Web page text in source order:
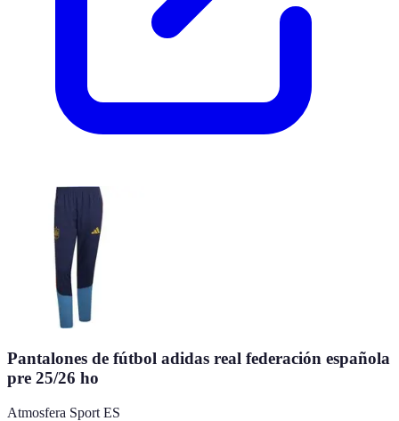
Pantalones de fútbol adidas real federación española
pre 25/26 ho
Atmosfera Sport ES